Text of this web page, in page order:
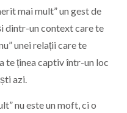
mai mult” un gest de
dintr-un context care te
unei relații care te
te ținea captiv într-un loc
azi.
nu este un moft, ci o